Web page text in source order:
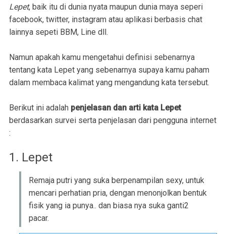
Lepet, baik itu di dunia nyata maupun dunia maya seperi
facebook, twitter, instagram atau aplikasi berbasis chat
lainnya sepeti BBM, Line dll.
Namun apakah kamu mengetahui definisi sebenarnya
tentang kata Lepet yang sebenarnya supaya kamu paham
dalam membaca kalimat yang mengandung kata tersebut.
Berikut ini adalah penjelasan dan arti kata Lepet
berdasarkan survei serta penjelasan dari pengguna internet
:
1. Lepet
Remaja putri yang suka berpenampilan sexy, untuk
mencari perhatian pria, dengan menonjolkan bentuk
fisik yang ia punya.. dan biasa nya suka ganti2
pacar.